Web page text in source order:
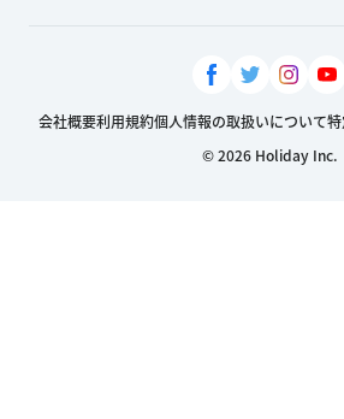
会社概要利用規約個人情報の取扱いについて
© 2026 Holiday Inc.